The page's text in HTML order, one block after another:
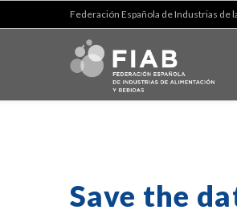
Federación Española de Industrias de
Save the